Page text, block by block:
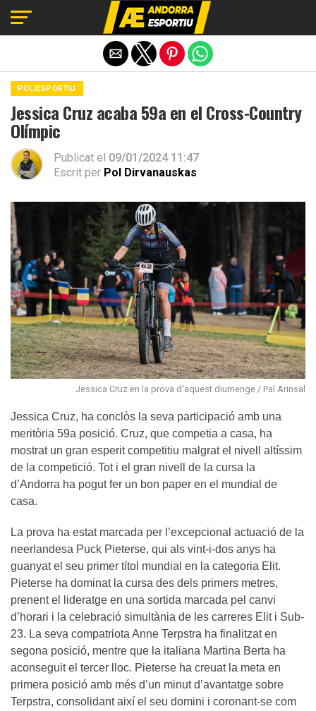
POLIESPORTIU
Jessica Cruz acaba 59a en el Cross-Country
Olímpic
Publicat el 09/01/2024 11:47
Escrit per Pol Dirvanauskas
Jessica Cruz en la prova d'aquest diumenge / Pal Arinsal
Jessica Cruz, ha conclòs la seva participació amb una
meritòria 59a posició. Cruz, que competia a casa, ha
mostrat un gran esperit competitiu malgrat el nivell altíssim
de la competició. Tot i el gran nivell de la cursa la
d’Andorra ha pogut fer un bon paper en el mundial de
casa.
La prova ha estat marcada per l’excepcional actuació de la
neerlandesa Puck Pieterse, qui als vint-i-dos anys ha
guanyat el seu primer títol mundial en la categoria Elit.
Pieterse ha dominat la cursa des dels primers metres,
prenent el lideratge en una sortida marcada pel canvi
d’horari i la celebració simultània de les carreres Elit i Sub-
23. La seva compatriota Anne Terpstra ha finalitzat en
segona posició, mentre que la italiana Martina Berta ha
aconseguit el tercer lloc. Pieterse ha creuat la meta en
primera posició amb més d’un minut d’avantatge sobre
Terpstra, consolidant així el seu domini i coronant-se com
Exit mobile version